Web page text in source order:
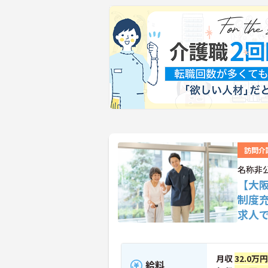
訪問介
名称非
【
制度
求人
月収32.0万